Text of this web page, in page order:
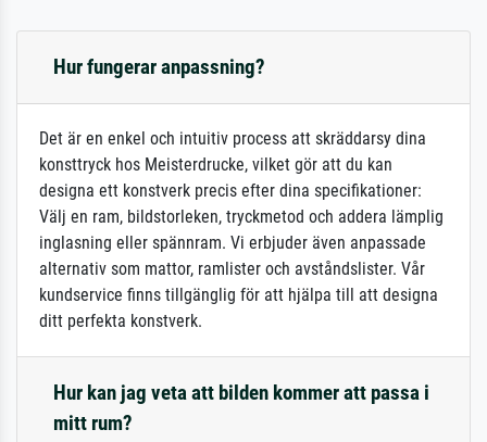
Hur fungerar anpassning?
Det är en enkel och intuitiv process att skräddarsy dina
konsttryck hos Meisterdrucke, vilket gör att du kan
designa ett konstverk precis efter dina specifikationer:
Välj en ram, bildstorleken, tryckmetod och addera lämplig
inglasning eller spännram. Vi erbjuder även anpassade
alternativ som mattor, ramlister och avståndslister. Vår
kundservice finns tillgänglig för att hjälpa till att designa
ditt perfekta konstverk.
Hur kan jag veta att bilden kommer att passa i
mitt rum?